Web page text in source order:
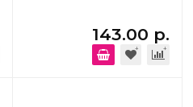
143.00 р.